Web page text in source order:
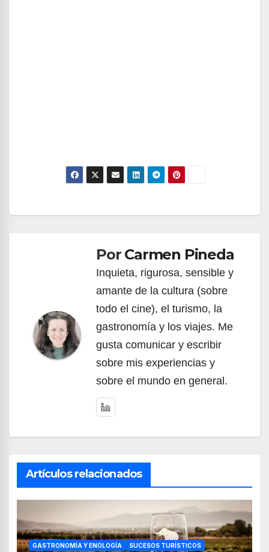
Navegación
entradasPor Carmen Pineda
Inquieta, rigurosa, sensible y
amante de la cultura (sobre
todo el cine), el turismo, la
gastronomía y los viajes. Me
gusta comunicar y escribir
sobre mis experiencias y
sobre el mundo en general.
Artículos relacionados
GASTRONOMÍA Y ENOLOGÍA SUCESOS TURÍSTICOS